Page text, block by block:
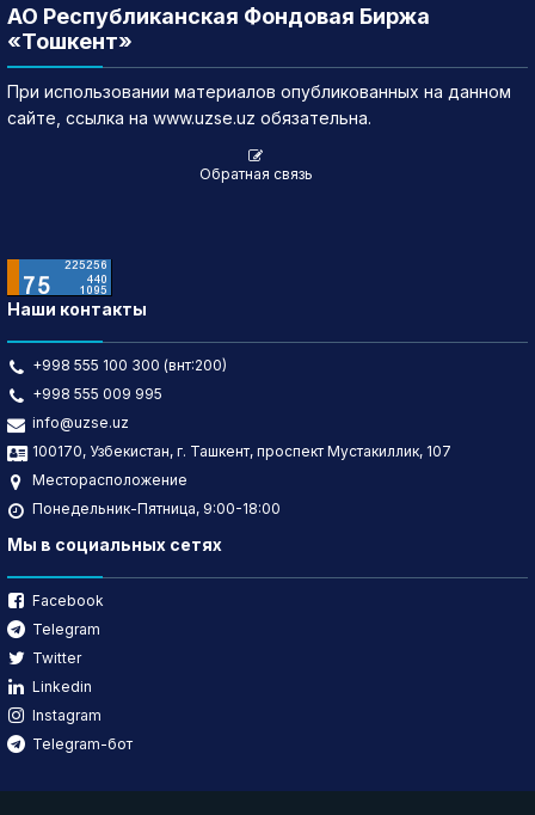
АО Республиканская Фондовая Биржа
«Тошкент»
При использовании материалов опубликованных на данном
сайте, ссылка на www.uzse.uz обязательна.
Обратная связь
Наши контакты
+998 555 100 300 (внт:200)
+998 555 009 995
info@uzse.uz
100170, Узбекистан, г. Ташкент, проспект Мустакиллик, 107
Месторасположение
Понедельник-Пятница, 9:00-18:00
Мы в социальных сетях
Facebook
Telegram
Twitter
Linkedin
Instagram
Telegram-бот